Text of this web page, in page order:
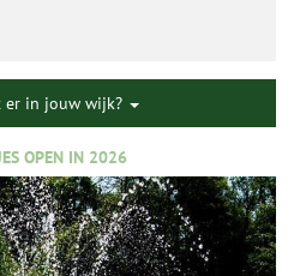
er in jouw wijk?
OPEN IN 2026